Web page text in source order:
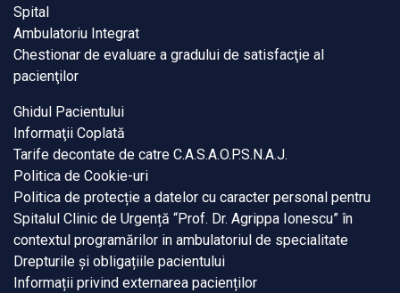
Spital
Ambulatoriu Integrat
Chestionar de evaluare a gradului de satisfacţie al
pacienţilor
Ghidul Pacientului
Informaţii Coplată
Tarife decontate de catre C.A.S.A.O.P.S.N.A.J.
Politica de Cookie-uri
Politica de protecție a datelor cu caracter personal pentru
Spitalul Clinic de Urgență “Prof. Dr. Agrippa Ionescu” în
contextul programărilor in ambulatoriul de specialitate
Drepturile și obligațiile pacientului
Informații privind externarea pacienților